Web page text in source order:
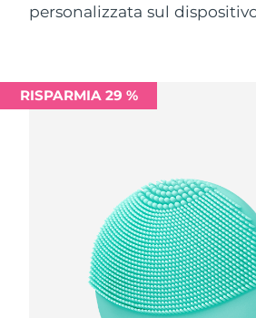
personalizzata sul
RISPARMIA 29 %